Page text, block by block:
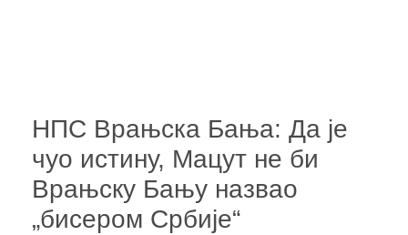
НПС Врањска Бања: Да је
чуо истину, Мацут не би
Врањску Бању назвао
„бисером Србије“